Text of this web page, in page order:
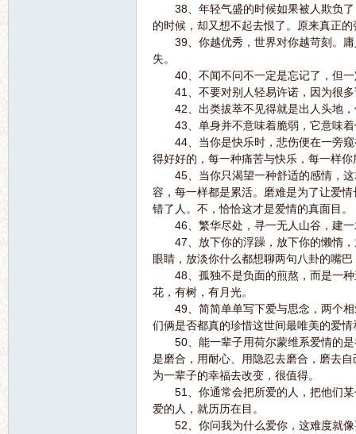
38、年轻气盛的时候如果被人欺负了
的时候，却又想不起去恨了。原来真正
39、你越优秀，世界对你越苛刻。庸
失。
40、不闻不问不一定是忘记了，但一
41、不要对别人轻易许诺，因为很多
42、出类拔萃不见得就是出人头地，
43、单身并不意味着脆弱，它意味着
44、当你是快乐时，悲伤便在一旁窥
得好好的，每一种痛苦与快乐，每一样
45、当你只渴望一种舒适的感情，这
容，每一样都是累活。磨难是为了让爱
错了人。不，恰恰这才是爱情的真面目。
46、繁华尽处，寻一无人山谷，建一
47、放下你的浮躁，放下你的懒惰，
眼睛，放淡你什么都想聊两句八卦的嘴
48、孤独不是负面的煎熬，而是一种
花，有树，有月光。
49、简简单单写下爱与思念，两个相
们俩是否都真的珍惜这世间最唯美的爱
50、能一辈子用荷尔蒙维系爱情的是
是磨合，用耐心、用隐忍去磨合，磨去
为一辈子的幸福去改变，很值得。
51、你通常会把所爱的人，把他们某
爱的人，就历历在目。
52、你问我为什么爱你，这难度就像